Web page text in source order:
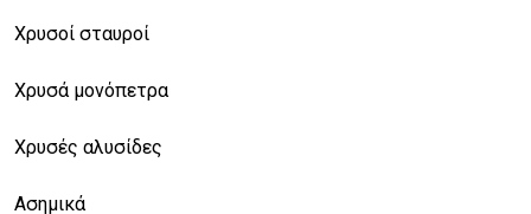
Χρυσοί σταυροί
Χρυσά μονόπετρα
Χρυσές αλυσίδες
Ασημικά